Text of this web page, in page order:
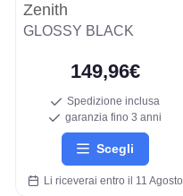
Zenith
GLOSSY BLACK
149,96€
Spedizione inclusa
garanzia fino 3 anni
Scegli
Li riceverai entro il 11 Agosto